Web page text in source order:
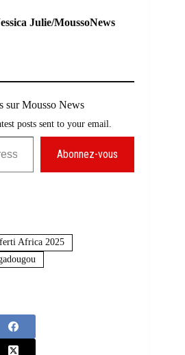
Julie/MoussoNews
sur Mousso News
posts sent to your email.
Abonnez-vous
Africa 2025